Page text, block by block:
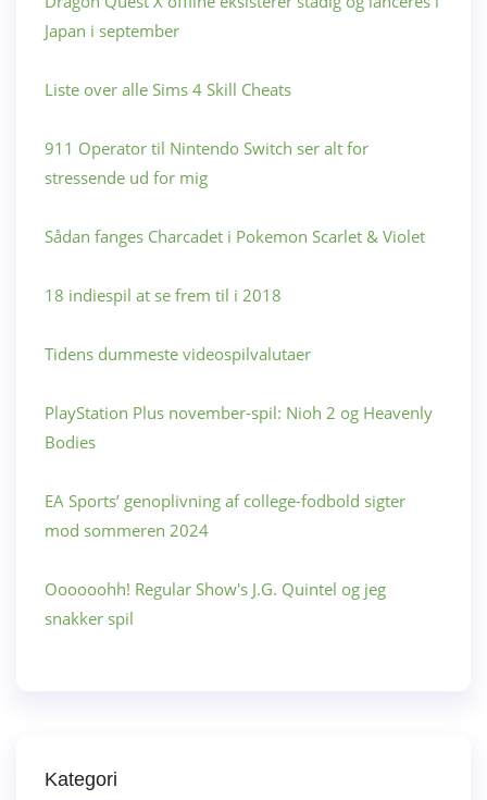
Japan i september
Liste over alle Sims 4 Skill Cheats
911 Operator til Nintendo Switch ser alt for
stressende ud for mig
Sådan fanges Charcadet i Pokemon Scarlet & Violet
18 indiespil at se frem til i 2018
Tidens dummeste videospilvalutaer
PlayStation Plus november-spil: Nioh 2 og Heavenly
Bodies
EA Sports’ genoplivning af college-fodbold sigter
mod sommeren 2024
Oooooohh! Regular Show's J.G. Quintel og jeg
snakker spil
Kategori